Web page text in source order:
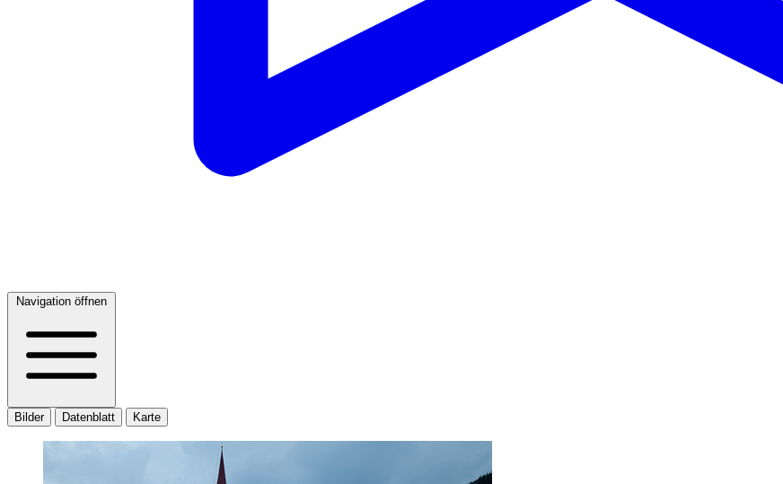
Navigation öffnen
Bilder Datenblatt Karte